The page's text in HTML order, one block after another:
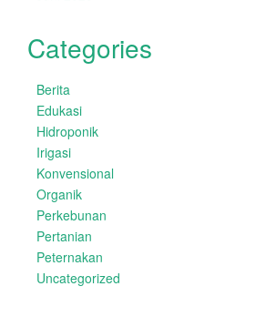
Categories
Berita
Edukasi
Hidroponik
Irigasi
Konvensional
Organik
Perkebunan
Pertanian
Peternakan
Uncategorized